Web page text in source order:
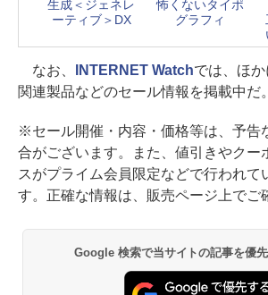
生成＜ジェネレ
ーティブ＞DX
怖くないタイポ
グラフィ
なお、 INTERNET Watchでは、ほ
関連製品などのセール情報を掲載中だ。
※セール開催・内容・価格等は、予告
合がございます。また、値引きやクー
スがプライム会員限定などで行われて
す。正確な情報は、販売ページ上でご
Google 検索で当サイトの記事を優